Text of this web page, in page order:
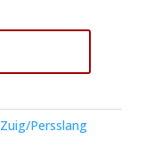
Zuig/Persslang